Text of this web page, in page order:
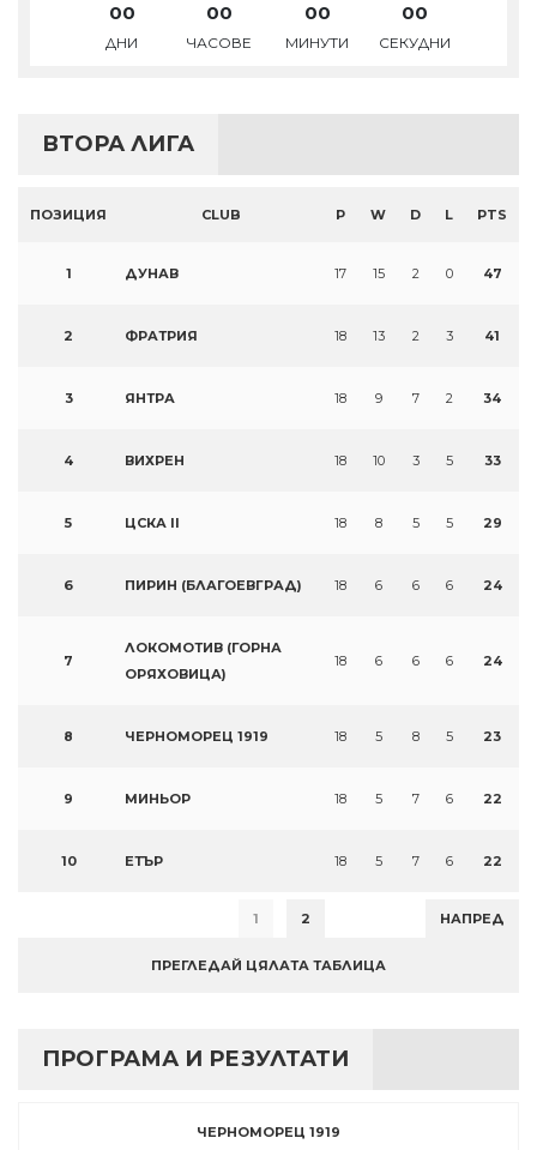
00
ДНИ
00
ЧАСОВЕ
00
МИНУТИ
00
СЕКУДНИ
ВТОРА ЛИГА
ПОЗИЦИЯ CLUB P W D L PTS
1 ДУНАВ 17 15 2 0 47
2 ФРАТРИЯ 18 13 2 3 41
3 ЯНТРА 18 9 7 2 34
4 ВИХРЕН 18 10 3 5 33
5 ЦСКА II 18 8 5 5 29
6 ПИРИН (БЛАГОЕВГРАД) 18 6 6 6 24
7
ЛОКОМОТИВ (ГОРНА
ОРЯХОВИЦА)
18 6 6 6 24
8 ЧЕРНОМОРЕЦ 1919 18 5 8 5 23
9 МИНЬОР 18 5 7 6 22
10 ЕТЪР 18 5 7 6 22
1 2 НАПРЕД
ПРЕГЛЕДАЙ ЦЯЛАТА ТАБЛИЦА
ПРОГРАМА И РЕЗУЛТАТИ
ЧЕРНОМОРЕЦ 1919